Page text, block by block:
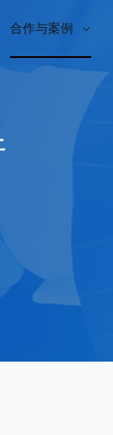
合作与案例 